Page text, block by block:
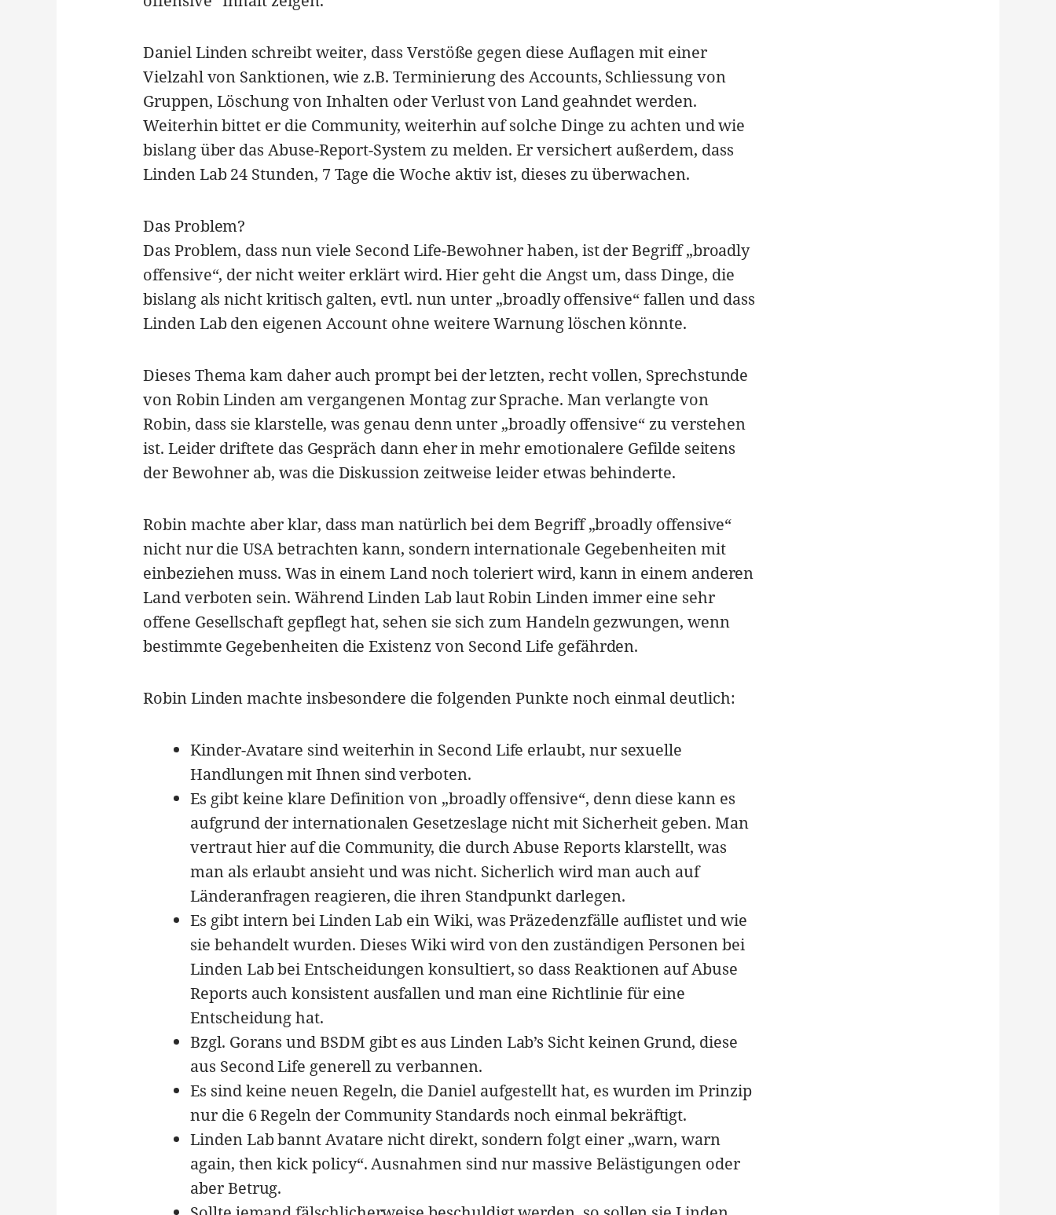
Daniel Linden schreibt weiter, dass Verstöße gegen diese Auflagen mit einer
Vielzahl von Sanktionen, wie z.B. Terminierung des Accounts, Schliessung von
Gruppen, Löschung von Inhalten oder Verlust von Land geahndet werden.
Weiterhin bittet er die Community, weiterhin auf solche Dinge zu achten und wie
bislang über das Abuse-Report-System zu melden. Er versichert außerdem, dass
Linden Lab 24 Stunden, 7 Tage die Woche aktiv ist, dieses zu überwachen.
Das Problem?
Das Problem, dass nun viele Second Life-Bewohner haben, ist der Begriff „broadly
offensive“, der nicht weiter erklärt wird. Hier geht die Angst um, dass Dinge, die
bislang als nicht kritisch galten, evtl. nun unter „broadly offensive“ fallen und dass
Linden Lab den eigenen Account ohne weitere Warnung löschen könnte.
Dieses Thema kam daher auch prompt bei der letzten, recht vollen, Sprechstunde
von Robin Linden am vergangenen Montag zur Sprache. Man verlangte von
Robin, dass sie klarstelle, was genau denn unter „broadly offensive“ zu verstehen
ist. Leider driftete das Gespräch dann eher in mehr emotionalere Gefilde seitens
der Bewohner ab, was die Diskussion zeitweise leider etwas behinderte.
Robin machte aber klar, dass man natürlich bei dem Begriff „broadly offensive“
nicht nur die USA betrachten kann, sondern internationale Gegebenheiten mit
einbeziehen muss. Was in einem Land noch toleriert wird, kann in einem anderen
Land verboten sein. Während Linden Lab laut Robin Linden immer eine sehr
offene Gesellschaft gepflegt hat, sehen sie sich zum Handeln gezwungen, wenn
bestimmte Gegebenheiten die Existenz von Second Life gefährden.
Robin Linden machte insbesondere die folgenden Punkte noch einmal deutlich:
Kinder-Avatare sind weiterhin in Second Life erlaubt, nur sexuelle
Handlungen mit Ihnen sind verboten.
Es gibt keine klare Definition von „broadly offensive“, denn diese kann es
aufgrund der internationalen Gesetzeslage nicht mit Sicherheit geben. Man
vertraut hier auf die Community, die durch Abuse Reports klarstellt, was
man als erlaubt ansieht und was nicht. Sicherlich wird man auch auf
Länderanfragen reagieren, die ihren Standpunkt darlegen.
Es gibt intern bei Linden Lab ein Wiki, was Präzedenzfälle auflistet und wie
sie behandelt wurden. Dieses Wiki wird von den zuständigen Personen bei
Linden Lab bei Entscheidungen konsultiert, so dass Reaktionen auf Abuse
Reports auch konsistent ausfallen und man eine Richtlinie für eine
Entscheidung hat.
Bzgl. Gorans und BSDM gibt es aus Linden Lab’s Sicht keinen Grund, diese
aus Second Life generell zu verbannen.
Es sind keine neuen Regeln, die Daniel aufgestellt hat, es wurden im Prinzip
nur die 6 Regeln der Community Standards noch einmal bekräftigt.
Linden Lab bannt Avatare nicht direkt, sondern folgt einer „warn, warn
again, then kick policy“. Ausnahmen sind nur massive Belästigungen oder
aber Betrug.